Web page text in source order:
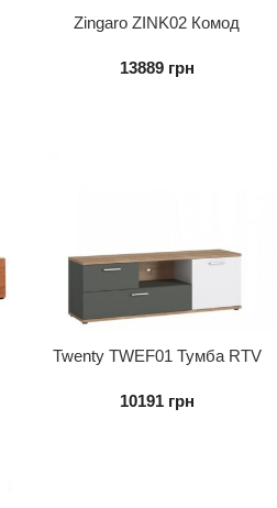
Zingaro ZINK02 Комод
13889 грн
Twenty TWEF01 Тумба RTV
10191 грн